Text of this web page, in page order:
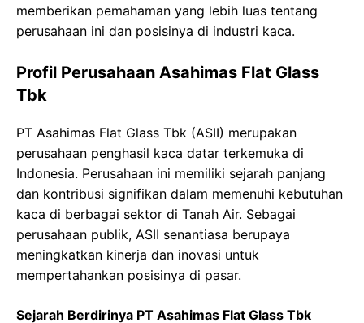
memberikan pemahaman yang lebih luas tentang
perusahaan ini dan posisinya di industri kaca.
Profil Perusahaan Asahimas Flat Glass
Tbk
PT Asahimas Flat Glass Tbk (ASII) merupakan
perusahaan penghasil kaca datar terkemuka di
Indonesia. Perusahaan ini memiliki sejarah panjang
dan kontribusi signifikan dalam memenuhi kebutuhan
kaca di berbagai sektor di Tanah Air. Sebagai
perusahaan publik, ASII senantiasa berupaya
meningkatkan kinerja dan inovasi untuk
mempertahankan posisinya di pasar.
Sejarah Berdirinya PT Asahimas Flat Glass Tbk